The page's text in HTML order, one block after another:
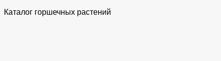
Каталог горшечных растений